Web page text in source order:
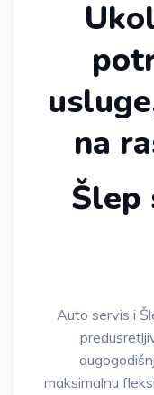
na
Šlep
Auto servis i
maksimalnu